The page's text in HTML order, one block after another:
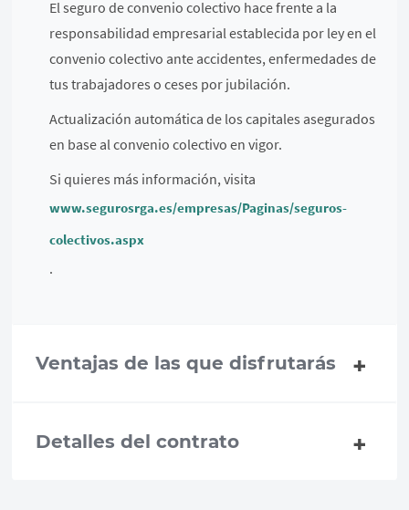
El seguro de convenio colectivo hace frente a la
responsabilidad empresarial establecida por ley en el
convenio colectivo ante accidentes, enfermedades de
tus trabajadores o ceses por jubilación.
Actualización automática de los capitales asegurados
en base al convenio colectivo en vigor.
Si quieres más información, visita
www.segurosrga.es/empresas/Paginas/seguros-
colectivos.aspx
.
Ventajas de las que disfrutarás
Detalles del contrato